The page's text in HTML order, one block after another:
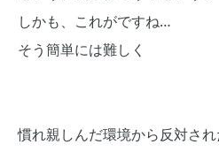
しかも、これがですね…
そう簡単には難しく
慣れ親しんだ環境から反対さ